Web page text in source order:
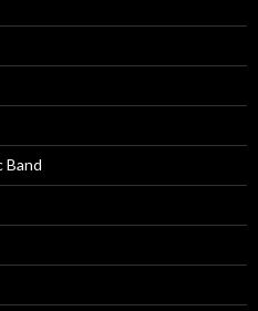
Band